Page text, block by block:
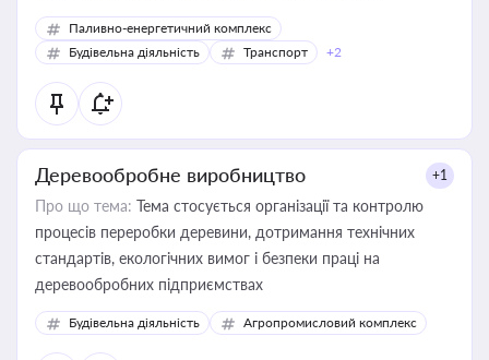
Паливно-енергетичний комплекс
Будівельна діяльність
Транспорт +2
Деревообробне виробництво +1
Про що тема: Тема стосується організації та контролю
процесів переробки деревини, дотримання технічних
стандартів, екологічних вимог і безпеки праці на
деревообробних підприємствах
Будівельна діяльність Агропромисловий комплекс